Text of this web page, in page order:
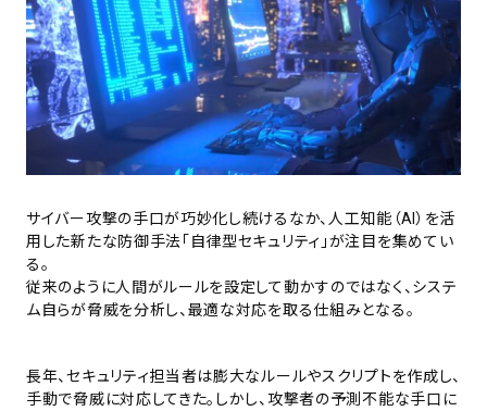
サイバー攻撃の手口が巧妙化し続けるなか、人工知能（AI）を活
用した新たな防御手法「自律型セキュリティ」が注目を集めてい
る。
従来のように人間がルールを設定して動かすのではなく、システ
ム自らが脅威を分析し、最適な対応を取る仕組みとなる。
長年、セキュリティ担当者は膨大なルールやスクリプトを作成し、
手動で脅威に対応してきた。しかし、攻撃者の予測不能な手口に